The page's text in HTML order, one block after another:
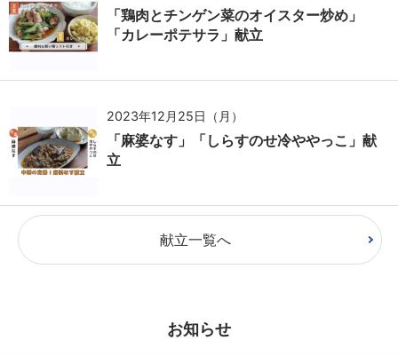
「鶏肉とチンゲン菜のオイスター炒め」
「カレーポテサラ」献立
2023年12月25日（月）
「麻婆なす」「しらすのせ冷ややっこ」献
立
献立一覧へ
お知らせ